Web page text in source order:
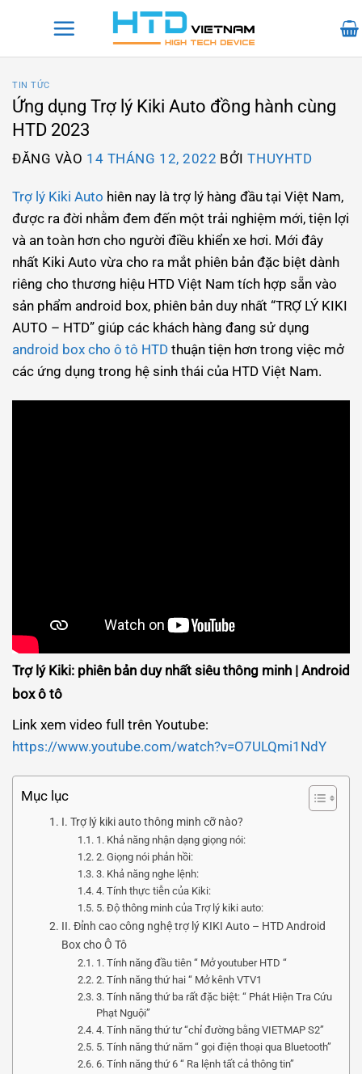
TIN TỨC
Ứng dụng Trợ lý Kiki Auto đồng hành cùng
HTD 2023
ĐĂNG VÀO 14 THÁNG 12, 2022 BỞITHUYHTD
Trợ lý Kiki Auto hiên nay là trợ lý hàng đầu tại Việt Nam,
được ra đời nhằm đem đến một trải nghiệm mới, tiện lợi
và an toàn hơn cho người điều khiển xe hơi. Mới đây
nhất Kiki Auto vừa cho ra mắt phiên bản đặc biệt dành
riêng cho thương hiệu HTD Việt Nam tích hợp sẵn vào
sản phẩm android box, phiên bản duy nhất “TRỢ LÝ KIKI
AUTO – HTD” giúp các khách hàng đang sử dụng
android box cho ô tô HTD thuận tiện hơn trong việc mở
các ứng dụng trong hệ sinh thái của HTD Việt Nam.
Trợ lý Kiki: phiên bản duy nhất siêu thông minh | Android
box ô tô
Link xem video full trên Youtube:
https://www.youtube.com/watch?v=O7ULQmi1NdY
Mục lục
I. Trợ lý kiki auto thông minh cỡ nào?
1. Khả năng nhận dạng giọng nói:
2. Giọng nói phản hồi:
3. Khả năng nghe lệnh:
4. Tính thực tiễn của Kiki:
5. Độ thông minh của Trợ lý kiki auto:
II. Đỉnh cao công nghệ trợ lý KIKI Auto – HTD Android
Box cho Ô Tô
1. Tính năng đầu tiên “ Mở youtuber HTD “
2. Tính năng thứ hai “ Mở kênh VTV1
3. Tính năng thứ ba rất đặc biệt: “ Phát Hiện Tra Cứu
Phạt Nguội”
4. Tính năng thứ tư “chỉ đường bằng VIETMAP S2”
5. Tính năng thứ năm “ gọi điện thoại qua Bluetooth”
6. Tính năng thứ 6 “ Ra lệnh tất cả thông tin”